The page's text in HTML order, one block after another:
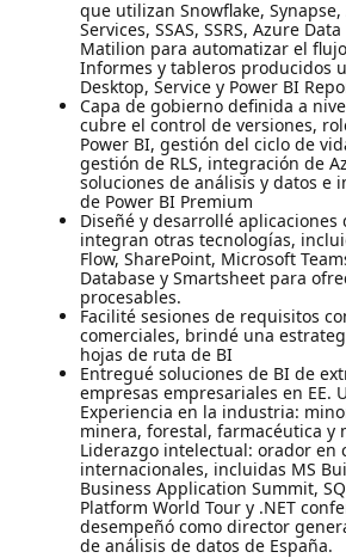
que utilizan Snowflake,
Services, SSAS, SSRS, Azure Data
Matilion para automatizar el
Informes y tableros producidos
Desktop, Service y Power BI
Capa de gobierno definida a
cubre el control de versiones,
Power BI, gestión del ciclo de
gestión de RLS, integración de
soluciones de análisis y datos e
de Power BI Premium
Diseñé y desarrollé aplicaciones
integran otras tecnologías,
Flow, SharePoint, Microsoft
Database y Smartsheet para
procesables.
Facilité sesiones de requisitos
comerciales, brindé una
hojas de ruta de BI
Entregué soluciones de BI de
empresas empresariales en EE.
Experiencia en la industria:
minera, forestal, farmacéutica y
Liderazgo intelectual: orador en
internacionales, incluidas MS
Business Application Summit,
Platform World Tour y .NET
desempeñó como director
de análisis de datos de España.